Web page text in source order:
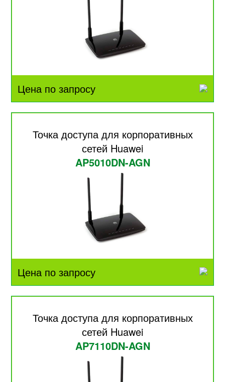
Цена по запросу
Точка доступа для корпоративных
сетей Huawei
AP5010DN-AGN
Цена по запросу
Точка доступа для корпоративных
сетей Huawei
AP7110DN-AGN